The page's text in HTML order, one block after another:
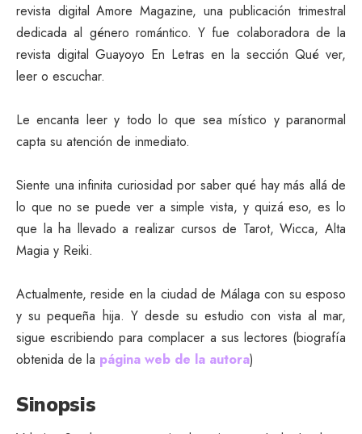
revista digital Amore Magazine, una publicación trimestral
dedicada al género romántico. Y fue colaboradora de la
revista digital Guayoyo En Letras en la sección Qué ver,
leer o escuchar.
Le encanta leer y todo lo que sea místico y paranormal
capta su atención de inmediato.
Siente una infinita curiosidad por saber qué hay más allá de
lo que no se puede ver a simple vista, y quizá eso, es lo
que la ha llevado a realizar cursos de Tarot, Wicca, Alta
Magia y Reiki.
Actualmente, reside en la ciudad de Málaga con su esposo
y su pequeña hija. Y desde su estudio con vista al mar,
sigue escribiendo para complacer a sus lectores (biografía
obtenida de la página web de la autora)
Sinopsis